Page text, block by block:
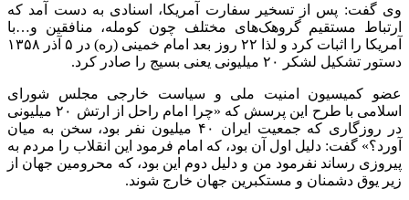
وی گفت: پس از تسخیر سفارت آمریکا، اسنادی به دست آمد که
ارتباط مستقیم گروهک‌های مختلف چون کومله، منافقین و…با
آمریکا را اثبات کرد و لذا ۲۲ روز بعد امام خمینی (ره) در ۵ آذر ۱۳۵۸
دستور تشکیل لشکر ۲۰ میلیونی یعنی بسیج را صادر کرد.
عضو کمیسیون امنیت ملی و سیاست خارجی مجلس شورای
اسلامی با طرح این پرسش که «چرا امام راحل از ارتش ۲۰ میلیونی
در روزگاری که جمعیت ایران ۴۰ میلیون نفر بود، سخن به میان
آورد؟» گفت: دلیل اول آن بود، که امام فرمود این انقلاب را مردم به
پیروزی رساند نفرمود من و دلیل دوم این بود، که محرومین جهان از
زیر یوق دشمنان و مستکبرین جهان خارج شوند.